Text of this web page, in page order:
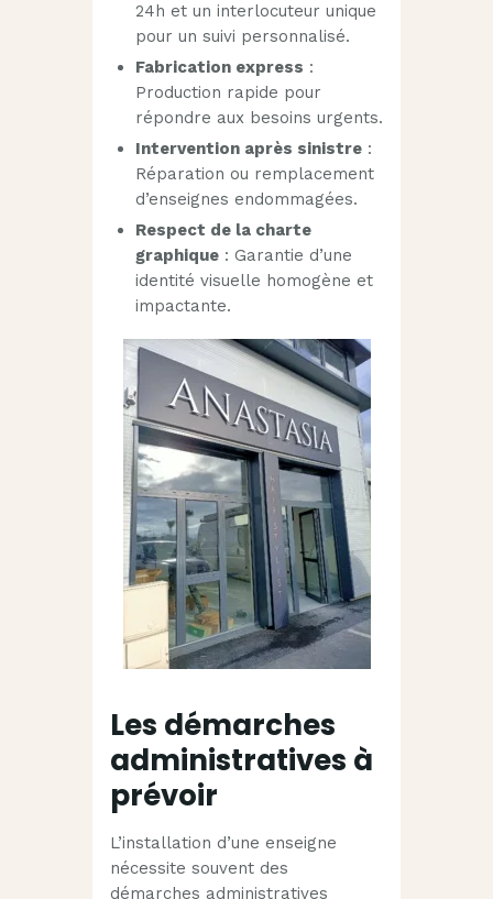
24h et un interlocuteur unique
pour un suivi personnalisé.
Fabrication express :
Production rapide pour
répondre aux besoins urgents.
Intervention après sinistre:
Réparation ou remplacement
d’enseignes endommagées.
Respect de la charte
graphique: Garantie d’une
identité visuelle homogène et
impactante.
Les démarches
administratives à
prévoir
L’installation d’une enseigne
nécessite souvent des
démarches administratives